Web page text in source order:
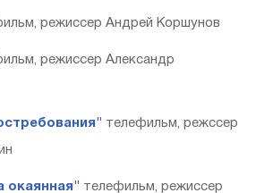
режиссер Андрей Коршунов
режиссер Александр
телефильм, режссер
окаянная" телефильм, режиссер